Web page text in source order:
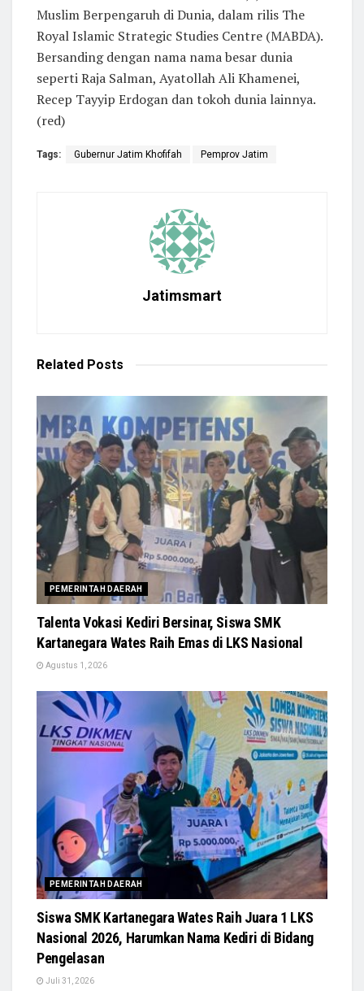
Muslim Berpengaruh di Dunia, dalam rilis The
Royal Islamic Strategic Studies Centre (MABDA).
Bersanding dengan nama nama besar dunia
seperti Raja Salman, Ayatollah Ali Khamenei,
Recep Tayyip Erdogan dan tokoh dunia lainnya.
(red)
Tags: Gubernur Jatim Khofifah Pemprov Jatim
Jatimsmart
Related Posts
PEMERINTAH DAERAH
Talenta Vokasi Kediri Bersinar, Siswa SMK
Kartanegara Wates Raih Emas di LKS Nasional
Agustus 1, 2026
PEMERINTAH DAERAH
Siswa SMK Kartanegara Wates Raih Juara 1 LKS
Nasional 2026, Harumkan Nama Kediri di Bidang
Pengelasan
Juli 31, 2026